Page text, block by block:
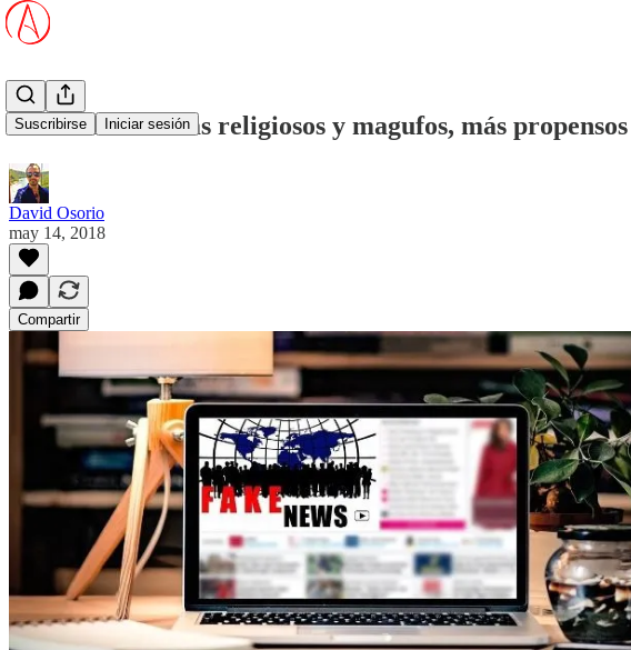
Suscribirse Iniciar sesión
Fundamentalistas religiosos y magufos, más
David Osorio
may 14, 2018
Compartir